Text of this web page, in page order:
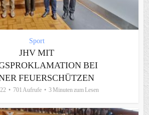
Sport
JHV MIT
BEI
FEUERSCHÜTZEN
701 Aufrufe 3 Minuten zum Lesen